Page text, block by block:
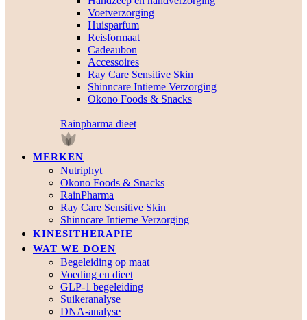
Voetverzorging
Huisparfum
Reisformaat
Cadeaubon
Accessoires
Ray Care Sensitive Skin
Shinncare Intieme Verzorging
Okono Foods & Snacks
Rainpharma dieet
MERKEN
Nutriphyt
Okono Foods & Snacks
RainPharma
Ray Care Sensitive Skin
Shinncare Intieme Verzorging
KINESITHERAPIE
WAT WE DOEN
Begeleiding op maat
Voeding en dieet
GLP-1 begeleiding
Suikeranalyse
DNA-analyse